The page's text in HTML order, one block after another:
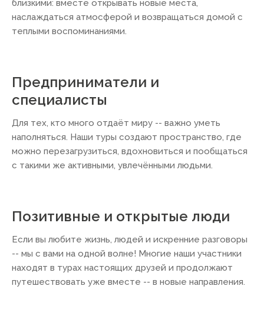
Можно увидеть в турах: Китай —
Большое путешествие
Круиз от Гуйлиня до Яншо (60
горы, рыбаки с бакланами,
Одно из самых красивых мест
Китая.
Можно увидеть в турах:
Китай —
Большое путешествие
Набережная Вайтань
на телебашню «Жемчужина
Востока» и неоновые
небоскрёбы Пудуна. Лучшее
место для заката.
близкими: вместе открывать новые места,
наслаждаться атмосферой и возвращаться домой с
теплыми воспоминаниями.
Предприниматели и
специалисты
Для тех, кто много отдаёт миру -- важно уметь
наполняться. Наши туры создают пространство, где
можно перезагрузиться, вдохновиться и пообщаться
с такими же активными, увлечёнными людьми.
Позитивные и открытые люди
Если вы любите жизнь, людей и искренние разговоры
-- мы с вами на одной волне! Многие наши участники
находят в турах настоящих друзей и продолжают
путешествовать уже вместе -- в новые направления.